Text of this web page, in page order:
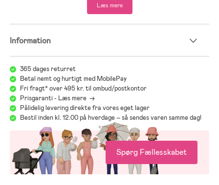
- For: fleece.
;
Læs mere
Information
365 dages returret
Betal nemt og hurtigt med MobilePay
Fri fragt* over 495 kr. til ombud/postkontor
Prisgaranti - Læs mere ->
Pålidelig levering direkte fra vores eget lager
Bestil inden kl. 12.00 på hverdage – så sendes varen samme dag!
Spørg Fællesskabet